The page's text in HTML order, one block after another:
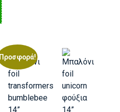
Προσφορά!